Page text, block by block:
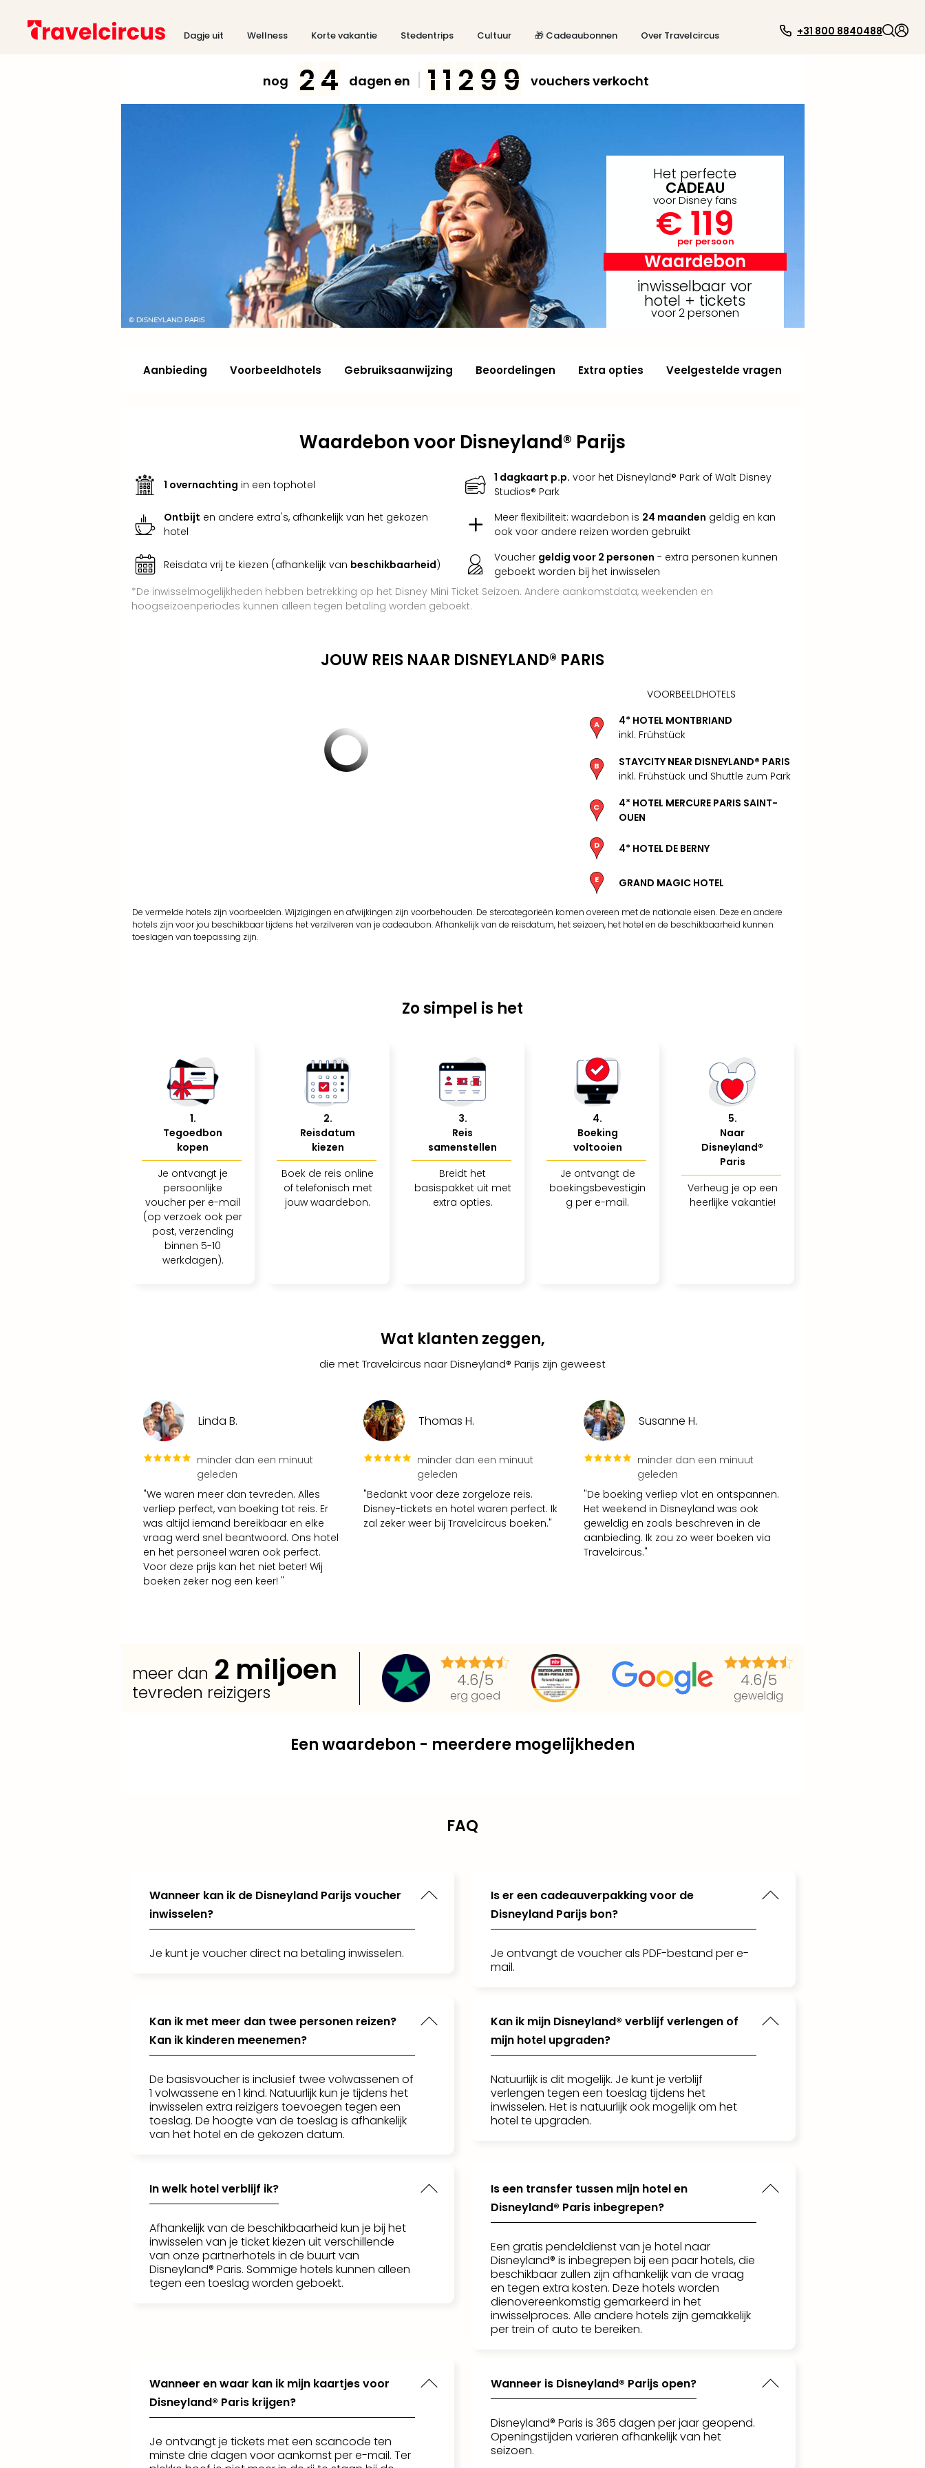
Dagje uit Wellness Korte vakantie Stedentrips Cultuur 🎁 Cadeaubonnen Over Travelcircus +31 800 8840488
nog 24 dagen en 1 1 2 9 9 vouchers verkocht
Het perfecte
CADEAU
voor Disney fans
€ 119
per persoon
Waardebon
inwisselbaar vor
hotel + tickets
voor 2 personen
Aanbieding Voorbeeldhotels Gebruiksaanwijzing Beoordelingen Extra opties Veelgestelde vragen
Waardebon voor Disneyland® Parijs
1 overnachting in een tophotel
1 dagkaart p.p. voor het Disneyland® Park of Walt Disney
Studios® Park
Ontbijt en andere extra's, afhankelijk van het gekozen
hotel
Meer flexibiliteit: waardebon is 24 maanden geldig en kan
ook voor andere reizen worden gebruikt
Reisdata vrij te kiezen (afhankelijk van beschikbaarheid)
Voucher geldig voor 2 personen - extra personen kunnen
geboekt worden bij het inwisselen
*De inwisselmogelijkheden hebben betrekking op het Disney Mini Ticket Seizoen. Andere aankomstdata, weekenden en
hoogseizoenperiodes kunnen alleen tegen betaling worden geboekt.
JOUW REIS NAAR DISNEYLAND® PARIS
VOORBEELDHOTELS
4* HOTEL MONTBRIAND
inkl. Frühstück
STAYCITY NEAR DISNEYLAND® PARIS
inkl. Frühstück und Shuttle zum Park
4* HOTEL MERCURE PARIS SAINT-
OUEN
4* HOTEL DE BERNY
GRAND MAGIC HOTEL
De vermelde hotels zijn voorbeelden. Wijzigingen en afwijkingen zijn voorbehouden. De stercategorieën komen overeen met de nationale eisen. Deze en andere
hotels zijn voor jou beschikbaar tijdens het verzilveren van je cadeaubon. Afhankelijk van de reisdatum, het seizoen, het hotel en de beschikbaarheid kunnen
toeslagen van toepassing zijn.
Zo simpel is het
1.
Tegoedbon
kopen
Je ontvangt je
persoonlijke
voucher per e-mail
(op verzoek ook per
post, verzending
binnen 5-10
werkdagen).
2.
Reisdatum
kiezen
Boek de reis online
of telefonisch met
jouw waardebon.
3.
Reis
samenstellen
Breidt het
basispakket uit met
extra opties.
4.
Boeking
voltooien
Je ontvangt de
boekingsbevestigin
g per e-mail.
5.
Naar
Disneyland®
Paris
Verheug je op een
heerlijke vakantie!
Wat klanten zeggen,
die met Travelcircus naar Disneyland® Parijs zijn geweest
Linda B.
minder dan een minuut
geleden
"We waren meer dan tevreden. Alles
verliep perfect, van boeking tot reis. Er
was altijd iemand bereikbaar en elke
vraag werd snel beantwoord. Ons hotel
en het personeel waren ook perfect.
Voor deze prijs kan het niet beter! Wij
boeken zeker nog een keer! "
Thomas H.
minder dan een minuut
geleden
"Bedankt voor deze zorgeloze reis.
Disney-tickets en hotel waren perfect. Ik
zal zeker weer bij Travelcircus boeken."
Susanne H.
minder dan een minuut
geleden
"De boeking verliep vlot en ontspannen.
Het weekend in Disneyland was ook
geweldig en zoals beschreven in de
aanbieding. Ik zou zo weer boeken via
Travelcircus."
meer dan 2 miljoen
tevreden reizigers
4.6/5
erg goed
4.6/5
geweldig
Een waardebon - meerdere mogelijkheden
FAQ
Wanneer kan ik de Disneyland Parijs voucher
inwisselen?
Je kunt je voucher direct na betaling inwisselen.
Is er een cadeauverpakking voor de
Disneyland Parijs bon?
Je ontvangt de voucher als PDF-bestand per e-
mail.
Kan ik met meer dan twee personen reizen?
Kan ik kinderen meenemen?
De basisvoucher is inclusief twee volwassenen of
1 volwassene en 1 kind. Natuurlijk kun je tijdens het
inwisselen extra reizigers toevoegen tegen een
toeslag. De hoogte van de toeslag is afhankelijk
van het hotel en de gekozen datum.
Kan ik mijn Disneyland® verblijf verlengen of
mijn hotel upgraden?
Natuurlijk is dit mogelijk. Je kunt je verblijf
verlengen tegen een toeslag tijdens het
inwisselen. Het is natuurlijk ook mogelijk om het
hotel te upgraden.
In welk hotel verblijf ik?
Afhankelijk van de beschikbaarheid kun je bij het
inwisselen van je ticket kiezen uit verschillende
van onze partnerhotels in de buurt van
Disneyland® Paris. Sommige hotels kunnen alleen
tegen een toeslag worden geboekt.
Is een transfer tussen mijn hotel en
Disneyland® Paris inbegrepen?
Een gratis pendeldienst van je hotel naar
Disneyland® is inbegrepen bij een paar hotels, die
beschikbaar zullen zijn afhankelijk van de vraag
en tegen extra kosten. Deze hotels worden
dienovereenkomstig gemarkeerd in het
inwisselproces. Alle andere hotels zijn gemakkelijk
per trein of auto te bereiken.
Wanneer en waar kan ik mijn kaartjes voor
Disneyland® Paris krijgen?
Je ontvangt je tickets met een scancode ten
minste drie dagen voor aankomst per e-mail. Ter
Wanneer is Disneyland® Parijs open?
Disneyland® Paris is 365 dagen per jaar geopend.
Openingstijden variëren afhankelijk van het
seizoen.